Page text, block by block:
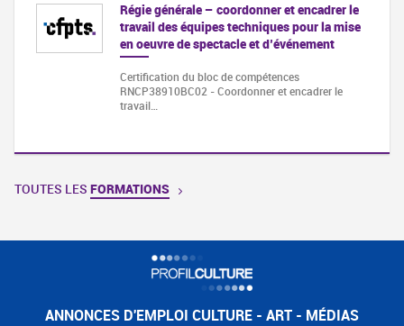
Régie générale – coordonner et encadrer le
travail des équipes techniques pour la mise
en oeuvre de spectacle et d’événement
Certification du bloc de compétences
RNCP38910BC02 - Coordonner et encadrer le
travail…
TOUTES LES FORMATIONS
ANNONCES D'EMPLOI CULTURE - ART - MÉDIAS